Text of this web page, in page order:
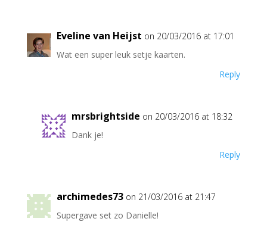
Eveline van Heijst on 20/03/2016 at 17:01
Wat een super leuk setje kaarten.
Reply
mrsbrightside on 20/03/2016 at 18:32
Dank je!
Reply
archimedes73 on 21/03/2016 at 21:47
Supergave set zo Danielle!